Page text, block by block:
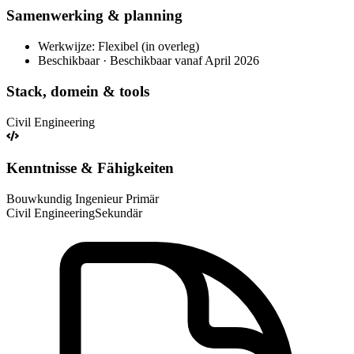
Samenwerking & planning
Werkwijze: Flexibel (in overleg)
Beschikbaar · Beschikbaar vanaf April 2026
Stack, domein & tools
Civil Engineering
Kenntnisse & Fähigkeiten
Bouwkundig IngenieurPrimär
Civil EngineeringSekundär